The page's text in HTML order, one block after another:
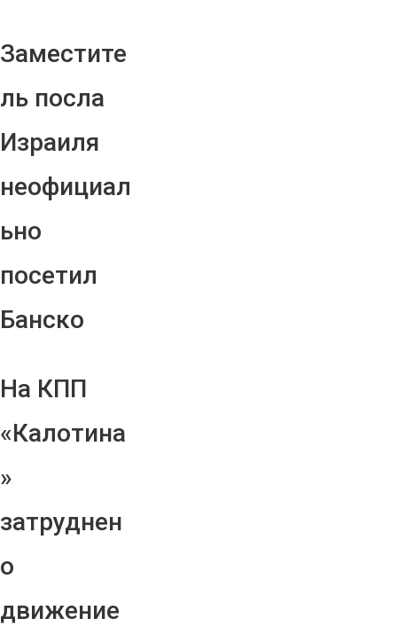
Заместите
ль посла
Израиля
неофициал
ьно
посетил
Банско
На КПП
«Калотина
»
затруднен
о
движение